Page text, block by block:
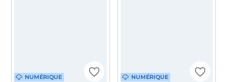
NUMÉRIQUE NUMÉRIQUE